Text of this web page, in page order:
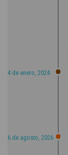
4 de enero, 2024
6 de agosto, 2026